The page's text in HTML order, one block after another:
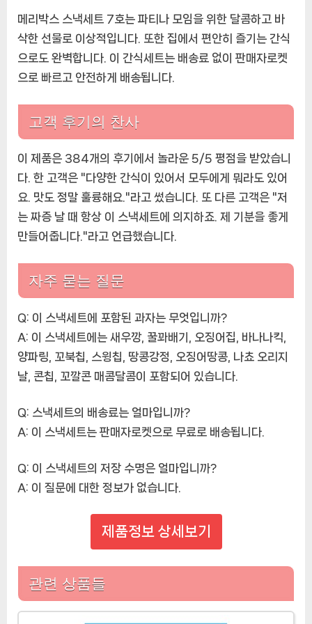
메리박스 스낵세트 7호는 파티나 모임을 위한 달콤하고 바
삭한 선물로 이상적입니다. 또한 집에서 편안히 즐기는 간식
으로도 완벽합니다. 이 간식세트는 배송료 없이 판매자로켓
으로 빠르고 안전하게 배송됩니다.
고객 후기의 찬사
이 제품은 384개의 후기에서 놀라운 5/5 평점을 받았습니
다. 한 고객은 "다양한 간식이 있어서 모두에게 뭐라도 있어
요. 맛도 정말 훌륭해요."라고 썼습니다. 또 다른 고객은 "저
는 짜증 날 때 항상 이 스낵세트에 의지하죠. 제 기분을 좋게
만들어줍니다."라고 언급했습니다.
자주 묻는 질문
Q: 이 스낵세트에 포함된 과자는 무엇입니까?
A: 이 스낵세트에는 새우깡, 꿀꽈배기, 오징어집, 바나나킥,
양파링, 꼬북칩, 스윙칩, 땅콩강정, 오징어땅콩, 나쵸 오리지
날, 콘칩, 꼬깔콘 매콤달콤이 포함되어 있습니다.
Q: 스낵세트의 배송료는 얼마입니까?
A: 이 스낵세트는 판매자로켓으로 무료로 배송됩니다.
Q: 이 스낵세트의 저장 수명은 얼마입니까?
A: 이 질문에 대한 정보가 없습니다.
제품정보 상세보기
관련 상품들